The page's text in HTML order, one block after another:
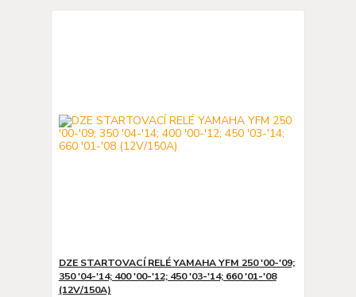
DZE STARTOVACÍ RELÉ YAMAHA YFM 250 '00-'09;
350 '04-'14; 400 '00-'12; 450 '03-'14; 660 '01-'08
(12V/150A)